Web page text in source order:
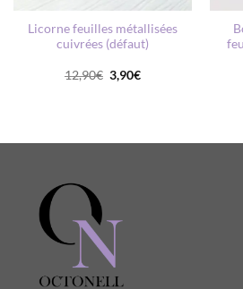
Licorne feuilles métallisées
cuivrées (défaut)
12,90€ Le
prix
3,90€Le